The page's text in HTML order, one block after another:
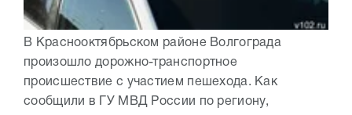
В Краснооктябрьском районе Волгограда
произошло дорожно-транспортное
происшествие с участием пешехода. Как
сообщили в ГУ МВД России по региону,